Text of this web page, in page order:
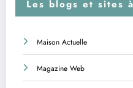
Les blogs et sites
Maison Actuelle
Magazine Web